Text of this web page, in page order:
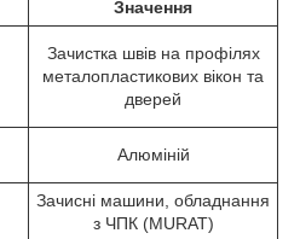
Значення
Зачистка швів на профілях
металопластикових вікон та
дверей
Алюміній
Зачисні машини, обладнання
з ЧПК (MURAT)